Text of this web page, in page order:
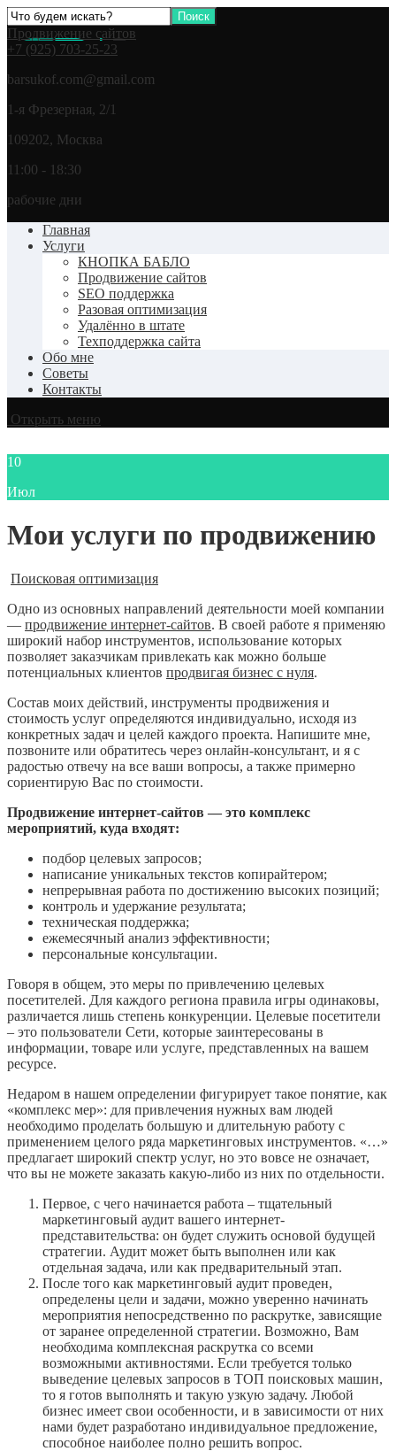
Продвижение сайтов
+7 (925) 703-25-23
barsukof.com@gmail.com
1-я Фрезерная, 2/1
109202, Москва
11:00 - 18:30
рабочие дни
Главная
Услуги
КНОПКА БАБЛО
Продвижение сайтов
SEO поддержка
Разовая оптимизация
Удалённо в штате
Техподдержка сайта
Обо мне
Советы
Контакты
Открыть меню
10
Июл
Мои услуги по продвижению
Поисковая оптимизация
Одно из основных направлений деятельности моей компании
— продвижение интернет-сайтов. В своей работе я применяю
широкий набор инструментов, использование которых
позволяет заказчикам привлекать как можно больше
потенциальных клиентов продвигая бизнес с нуля.
Состав моих действий, инструменты продвижения и
стоимость услуг определяются индивидуально, исходя из
конкретных задач и целей каждого проекта. Напишите мне,
позвоните или обратитесь через онлайн-консультант, и я с
радостью отвечу на все ваши вопросы, а также примерно
сориентирую Вас по стоимости.
Продвижение интернет-сайтов — это комплекс
мероприятий, куда входят:
подбор целевых запросов;
написание уникальных текстов копирайтером;
непрерывная работа по достижению высоких позиций;
контроль и удержание результата;
техническая поддержка;
ежемесячный анализ эффективности;
персональные консультации.
Говоря в общем, это меры по привлечению целевых
посетителей. Для каждого региона правила игры одинаковы,
различается лишь степень конкуренции. Целевые посетители
– это пользователи Сети, которые заинтересованы в
информации, товаре или услуге, представленных на вашем
ресурсе.
Недаром в нашем определении фигурирует такое понятие, как
«комплекс мер»: для привлечения нужных вам людей
необходимо проделать большую и длительную работу с
применением целого ряда маркетинговых инструментов. «…»
предлагает широкий спектр услуг, но это вовсе не означает,
что вы не можете заказать какую-либо из них по отдельности.
Первое, с чего начинается работа – тщательный
маркетинговый аудит вашего интернет-
представительства: он будет служить основой будущей
стратегии. Аудит может быть выполнен или как
отдельная задача, или как предварительный этап.
После того как маркетинговый аудит проведен,
определены цели и задачи, можно уверенно начинать
мероприятия непосредственно по раскрутке, зависящие
от заранее определенной стратегии. Возможно, Вам
необходима комплексная раскрутка со всеми
возможными активностями. Если требуется только
выведение целевых запросов в ТОП поисковых машин,
то я готов выполнять и такую узкую задачу. Любой
бизнес имеет свои особенности, и в зависимости от них
нами будет разработано индивидуальное предложение,
способное наиболее полно решить вопрос.